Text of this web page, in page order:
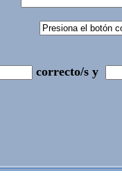
correcto/s y